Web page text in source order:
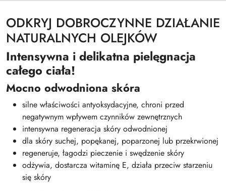
ODKRYJ DOBROCZYNNE DZIAŁANIE
NATURALNYCH OLEJKÓW
Intensywna i delikatna pielęgnacja
całego ciała!
Mocno odwodniona skóra
silne właściwości antyoksydacyjne, chroni przed
negatywnym wpływem czynników zewnętrznych
intensywna regeneracja skóry odwodnionej
dla skóry suchej, popękanej, poparzonej lub przekrwionej
regeneruje, łagodzi pieczenie i swędzenie skóry
odżywia, dostarcza witaminę E, działa przeciw starzeniu
się skóry